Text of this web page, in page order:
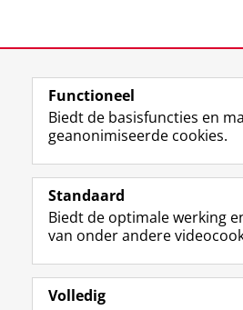
View this page in:English
Volg de RUG
F
a
e
b
o
Studiekiezers
Alumni
Functioneel
Biedt de basisfuncties en
geanonimiseerde cookies.
Standaard
Biedt de optimale werking
van onder andere
Volledig